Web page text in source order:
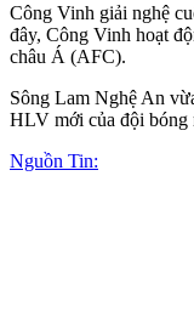
Công Vinh giải nghệ
đây, Công Vinh hoạt
châu Á (AFC).
Sông Lam Nghệ An
HLV mới của đội bóng
Nguồn Tin: